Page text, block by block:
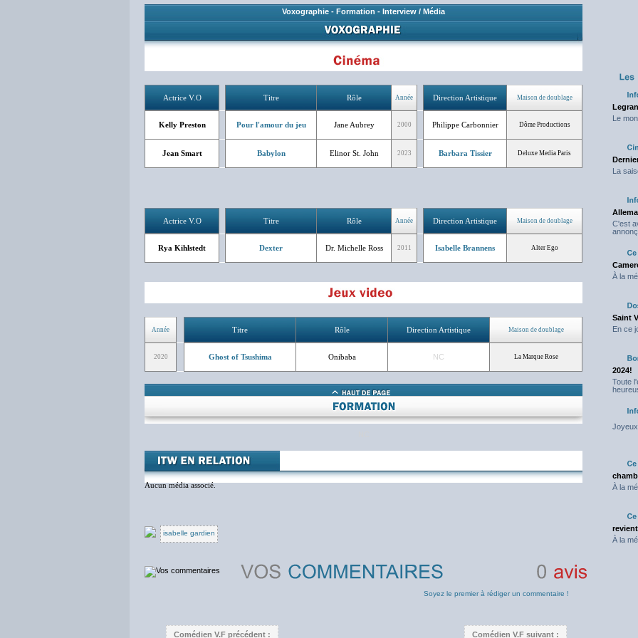
Voxographie - Formation - Interview / Média
Actrice V.O Titre Rôle Année Direction Artistique Maison de doublage
Kelly Preston Pour l'amour du jeu Jane Aubrey 2000 Philippe Carbonnier Dôme Productions
Jean Smart Babylon Elinor St. John 2023 Barbara Tissier Deluxe Media Paris
Actrice V.O Titre Rôle Année Direction Artistique Maison de doublage
Rya Kihlstedt Dexter Dr. Michelle Ross 2011 Isabelle Brannens Alter Ego
Année Titre Rôle Direction Artistique Maison de doublage
2020 Ghost of Tsushima Onibaba NC La Marque Rose
Aucun média associé.
isabelle gardien
Soyez le premier à rédiger un commentaire !
Comédien V.F précédent : Comédien V.F suivant :
Le
La
C'est
À la
Saint
En ce
2024!
Toute
À la
À la